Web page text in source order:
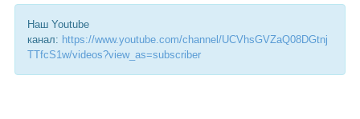
Наш Youtube
канал: https://www.youtube.com/channel/UCVhsGVZaQ08DGtnj
TTfcS1w/videos?view_as=subscriber